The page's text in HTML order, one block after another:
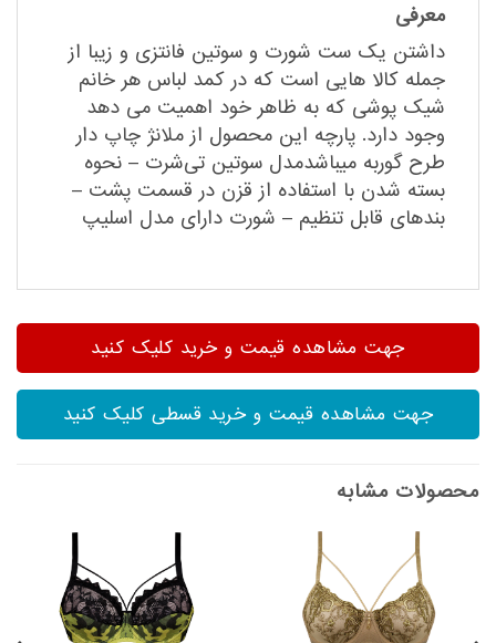
معرفی
داشتن یک ست شورت و سوتین فانتزی و زیبا از
جمله کالا هایی است که در کمد لباس هر خانم
شیک پوشی که به ظاهر خود اهمیت می دهد
وجود دارد. پارچه این محصول از ملانژ چاپ دار
طرح گوربه میباشدمدل سوتین تی‌شرت – نحوه
بسته شدن با استفاده از قزن در قسمت پشت –
بندهای قابل تنظیم – شورت دارای مدل اسلیپ
جهت مشاهده قیمت و خرید کلیک کنید
جهت مشاهده قیمت و خرید قسطی کلیک کنید
محصولات مشابه